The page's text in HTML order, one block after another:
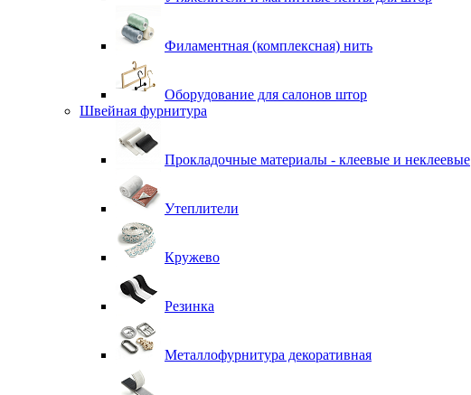
Филаментная (комплексная) нить
Оборудование для салонов штор
Швейная фурнитура
Прокладочные материалы - клеевые и неклеевые
Утеплители
Кружево
Резинка
Металлофурнитура декоративная